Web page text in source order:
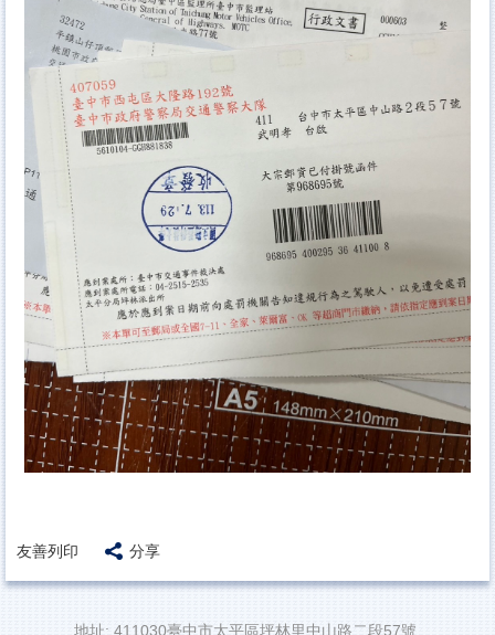
友善列印 分享
地址: 411030臺中市太平區坪林里中山路二段57號